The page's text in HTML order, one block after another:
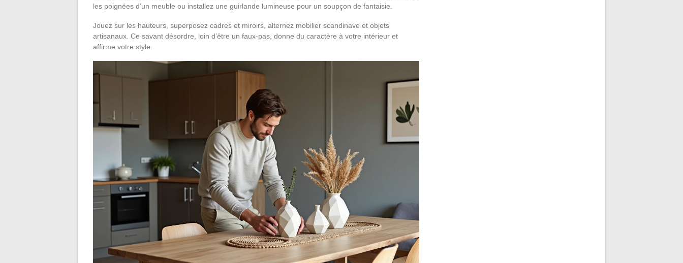
les poignées d’un meuble ou installez une guirlande lumineuse pour un soupçon de fantaisie.
Jouez sur les hauteurs, superposez cadres et miroirs, alternez mobilier scandinave et objets
artisanaux. Ce savant désordre, loin d’être un faux-pas, donne du caractère à votre intérieur et
affirme votre style.